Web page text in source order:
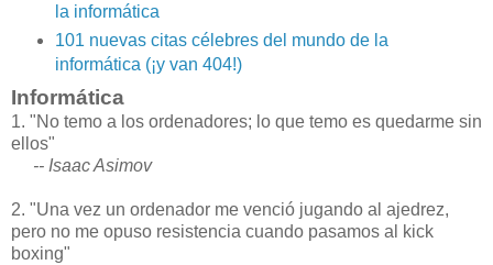
la informática
101 nuevas citas célebres del mundo de la
informática (¡y van 404!)
Informática
1. "No temo a los ordenadores; lo que temo es quedarme sin
ellos"
-- Isaac Asimov
2. "Una vez un ordenador me venció jugando al ajedrez,
pero no me opuso resistencia cuando pasamos al kick
boxing"